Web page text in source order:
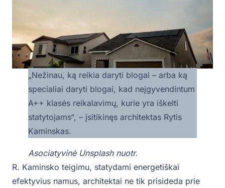
„Nežinau, ką reikia daryti blogai – arba ką
specialiai daryti blogai, kad neįgyvendintum
A++ klasės reikalavimų, kurie yra iškelti
statytojams“, – įsitikinęs architektas Rytis
Kaminskas.
Asociatyvinė Unsplash nuotr.
R. Kaminsko teigimu, statydami energetiškai
efektyvius namus, architektai ne tik prisideda prie